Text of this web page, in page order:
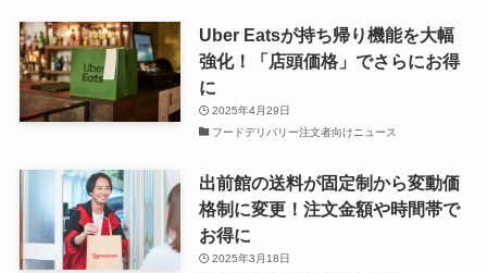
Uber Eatsが持ち帰り機能を大幅
強化！「店頭価格」でさらにお得
に
2025年4月29日
フードデリバリー注文者向けニュース
出前館の送料が固定制から変動価
格制に変更！注文金額や時間帯で
お得に
2025年3月18日